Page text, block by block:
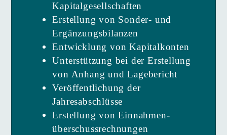
Kapitalgesellschaften
Erstellung von Sonder- und
Ergänzungsbilanzen
Entwicklung von Kapitalkonten
Unterstützung bei der Erstellung
von Anhang und Lagebericht
Veröffentlichung der
Jahresabschlüsse
Erstellung von Einnahmen­­
überschuss­­rechnungen